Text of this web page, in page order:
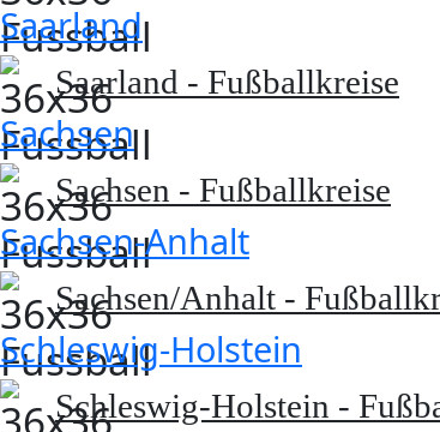
Saarland
Saarland - Fußballkreise
Sachsen
Sachsen - Fußballkreise
Sachsen-Anhalt
Sachsen/Anhalt -
Schleswig-Holstein
Schleswig-Holstein -